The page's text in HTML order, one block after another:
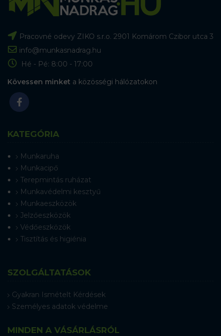
Pracovné odevy ZIKO s.r.o. 2901 Komárom Czibor utca 3
info@munkasnadrag.hu
Hé - Pé: 8:00 - 17:00
Kövessen minket a közösségi hálózatokon
KATEGÓRIA
Munkaruha
Munkacipő
Terepmintás ruházat
Munkavédelmi kesztyű
Munkaeszközök
Jelzőeszközök
Védőeszközök
Tisztítás és higiénia
SZOLGÁLTATÁSOK
Gyakran Ismételt Kérdések
Személyes adatok védelme
MINDEN A VÁSÁRLÁSRÓL